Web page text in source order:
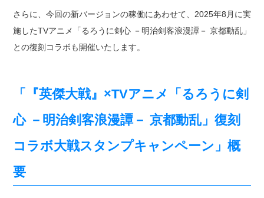
さらに、今回の新バージョンの稼働にあわせて、2025年8月に実
施したTVアニメ「るろうに剣心 －明治剣客浪漫譚－ 京都動乱」
との復刻コラボも開催いたします。
「『英傑大戦』×TVアニメ「るろうに剣
心 －明治剣客浪漫譚－ 京都動乱」復刻
コラボ大戦スタンプキャンペーン」概
要